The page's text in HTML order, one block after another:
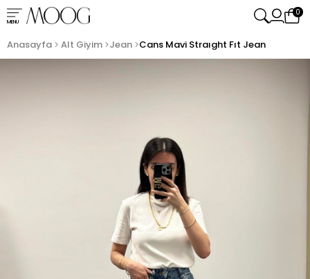
MENU
0
Anasayfa Alt Giyim Jean Cans Mavi Straıght Fıt Jean